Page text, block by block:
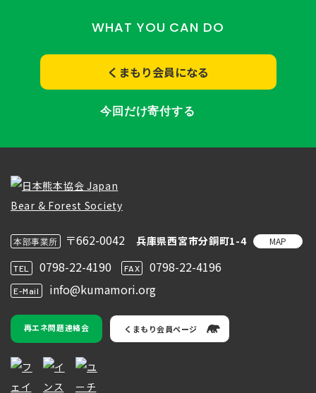
WHAT YOU CAN DO
くまもり会員になる
今回だけ寄付する
本部事業所 〒662-0042 兵庫県西宮市分銅町1-4 MAP
TEL 0798-22-4190 FAX 0798-22-4196
E-Mail info@kumamori.org
再エネ問題連絡会 くまもり会員ページ